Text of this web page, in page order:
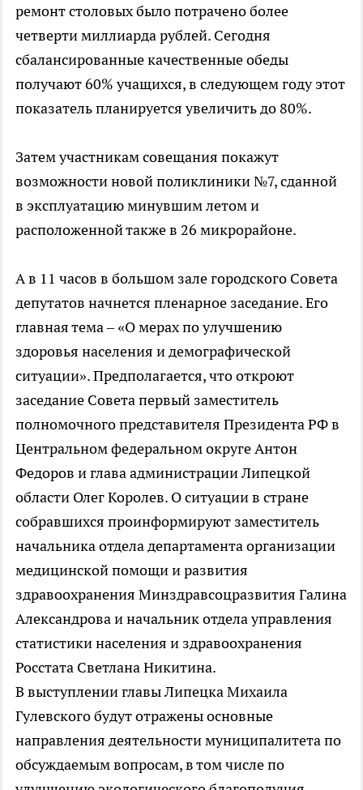
ремонт столовых было потрачено более
четверти миллиарда рублей. Сегодня
сбалансированные качественные обеды
получают 60% учащихся, в следующем году этот
показатель планируется увеличить до 80%.
Затем участникам совещания покажут
возможности новой поликлиники №7, сданной
в эксплуатацию минувшим летом и
расположенной также в 26 микрорайоне.
А в 11 часов в большом зале городского Совета
депутатов начнется пленарное заседание. Его
главная тема – «О мерах по улучшению
здоровья населения и демографической
ситуации». Предполагается, что откроют
заседание Совета первый заместитель
полномочного представителя Президента РФ в
Центральном федеральном округе Антон
Федоров и глава администрации Липецкой
области Олег Королев. О ситуации в стране
собравшихся проинформируют заместитель
начальника отдела департамента организации
медицинской помощи и развития
здравоохранения Минздравсоцразвития Галина
Александрова и начальник отдела управления
статистики населения и здравоохранения
Росстата Светлана Никитина.
В выступлении главы Липецка Михаила
Гулевского будут отражены основные
направления деятельности муниципалитета по
обсуждаемым вопросам, в том числе по